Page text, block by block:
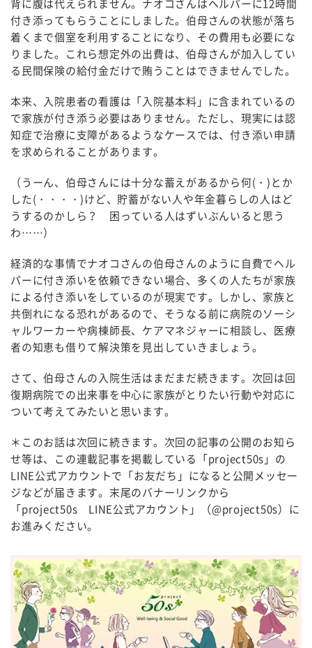
背に腹は代えられません。ナオコさんはヘルパーに12時間
付き添ってもらうことにしました。伯母さんの状態が落ち
着くまで個室を利用することになり、その費用も必要にな
りました。これら想定外の出費は、伯母さんが加入してい
る民間保険の給付金だけで賄うことはできませんでした。
本来、入院患者の看護は「入院基本料」に含まれているの
で家族が付き添う必要はありません。ただし、現実には認
知症で治療に支障があるようなケースでは、付き添い申請
を求められることがあります。
（うーん、伯母さんには十分な蓄えがあるから何(・)とか
した(・・・・)けど、貯蓄がない人や年金暮らしの人はど
うするのかしら？ 困っている人はずいぶんいると思う
わ……）
経済的な事情でナオコさんの伯母さんのように自費でヘル
パーに付き添いを依頼できない場合、多くの人たちが家族
による付き添いをしているのが現実です。しかし、家族と
共倒れになる恐れがあるので、そうなる前に病院のソーシ
ャルワーカーや病棟師長、ケアマネジャーに相談し、医療
者の知恵も借りて解決策を見出していきましょう。
さて、伯母さんの入院生活はまだまだ続きます。次回は回
復期病院での出来事を中心に家族がとりたい行動や対応に
ついて考えてみたいと思います。
＊このお話は次回に続きます。次回の記事の公開のお知ら
せ等は、この連載記事を掲載している「project50s」の
LINE公式アカウントで「お友だち」になると公開メッセー
ジなどが届きます。末尾のバナーリンクから
「project50s LINE公式アカウント」（@project50s）に
お進みください。